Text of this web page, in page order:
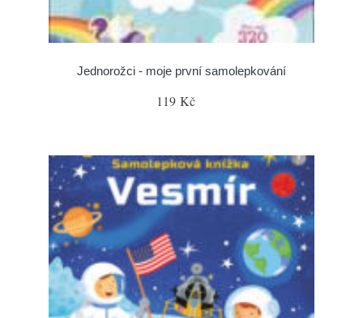
Jednorožci - moje první samolepkování
119 Kč